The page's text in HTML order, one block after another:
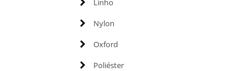
Nylon
Oxford
Poliéster